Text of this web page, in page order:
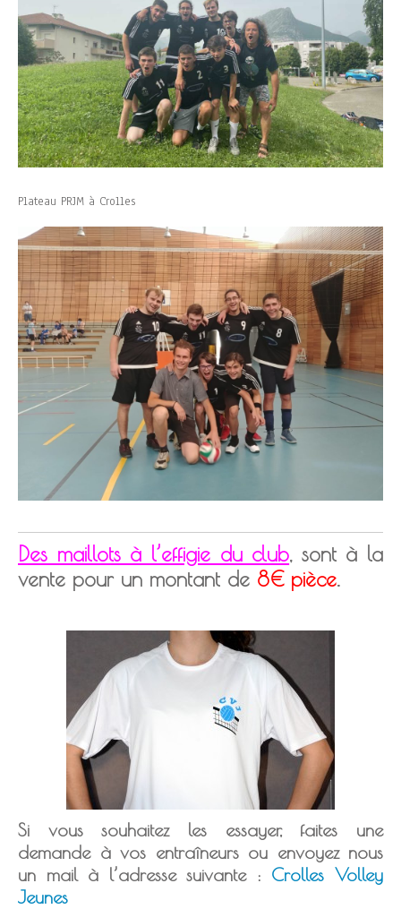
Plateau PRJM à Crolles
Des maillots à l’effigie du club,sont à la
vente pour un montant de 8€ pièce.
Si vous souhaitez les essayer, faites une
demande à vos entraîneurs ou envoyez nous
un mail à l’adresse suivante : Crolles Volley
Jeunes